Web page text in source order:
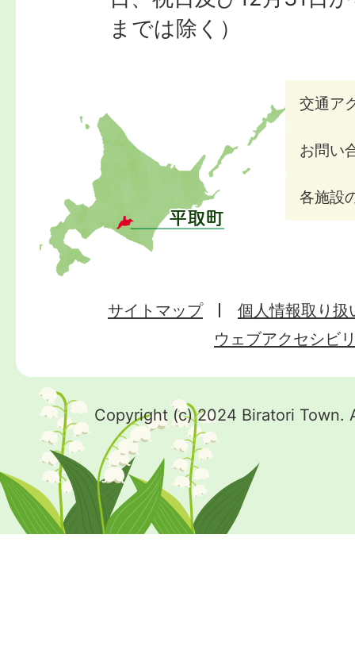
までは除く）
交通ア
お問い
各施設
サイトマップ
個人情報取り扱
ウェブアクセシビ
Copyright (c) 2024 Biratori Town.